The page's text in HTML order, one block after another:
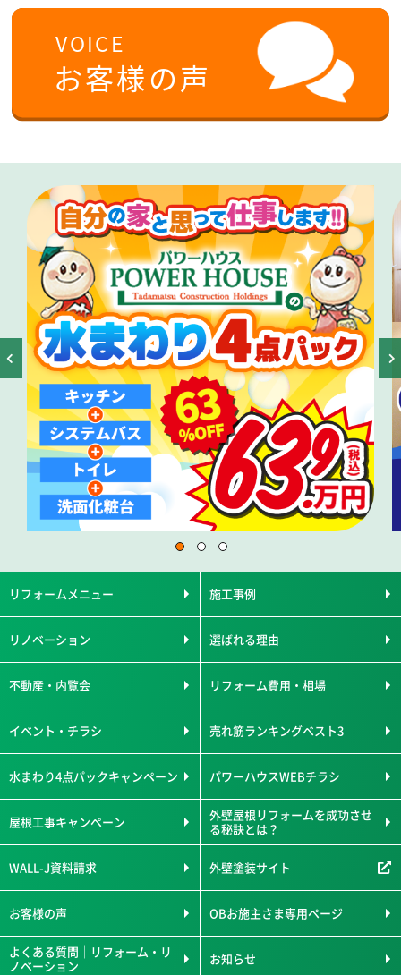
リフォームメニュー 施工事例
リノベーション 選ばれる理由
不動産・内覧会 リフォーム費用・相場
イベント・チラシ 売れ筋ランキングベスト3
水まわり4点パックキャンペーン パワーハウスWEBチラシ
屋根工事キャンペーン
外壁屋根リフォームを成功させ
る秘訣とは？
WALL-J資料請求 外壁塗装サイト
お客様の声 OBお施主さま専用ページ
よくある質問｜リフォーム・リ
ノベーション
お知らせ